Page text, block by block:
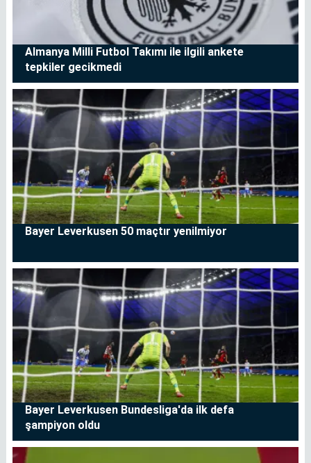
Almanya Milli Futbol Takımı ile ilgili ankete
tepkiler gecikmedi
Bayer Leverkusen 50 maçtır yenilmiyor
Bayer Leverkusen Bundesliga'da ilk defa
şampiyon oldu